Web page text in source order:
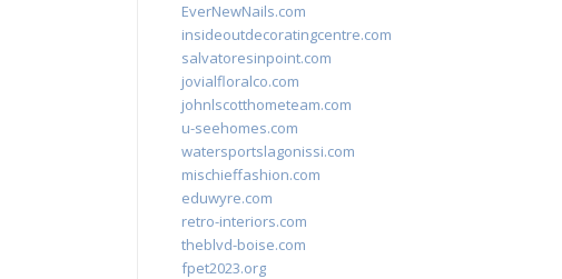
EverNewNails.com
insideoutdecoratingcentre.com
salvatoresinpoint.com
jovialfloralco.com
johnlscotthometeam.com
u-seehomes.com
watersportslagonissi.com
mischieffashion.com
eduwyre.com
retro-interiors.com
theblvd-boise.com
fpet2023.org